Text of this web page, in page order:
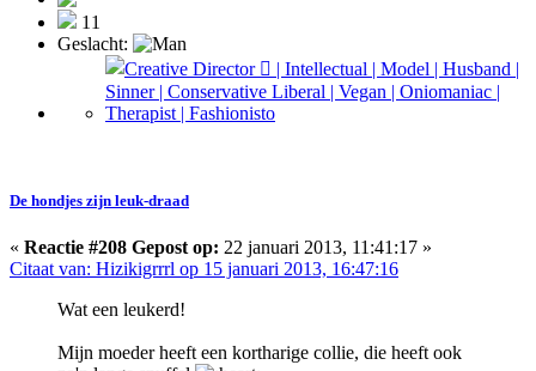
11
Geslacht:
De hondjes zijn leuk-draad
« Reactie #208 Gepost op: 22 januari 2013, 11:41:17 »
Citaat van: Hizikigrrrl op 15 januari 2013, 16:47:16
Wat een leukerd!
Mijn moeder heeft een kortharige collie, die heeft ook